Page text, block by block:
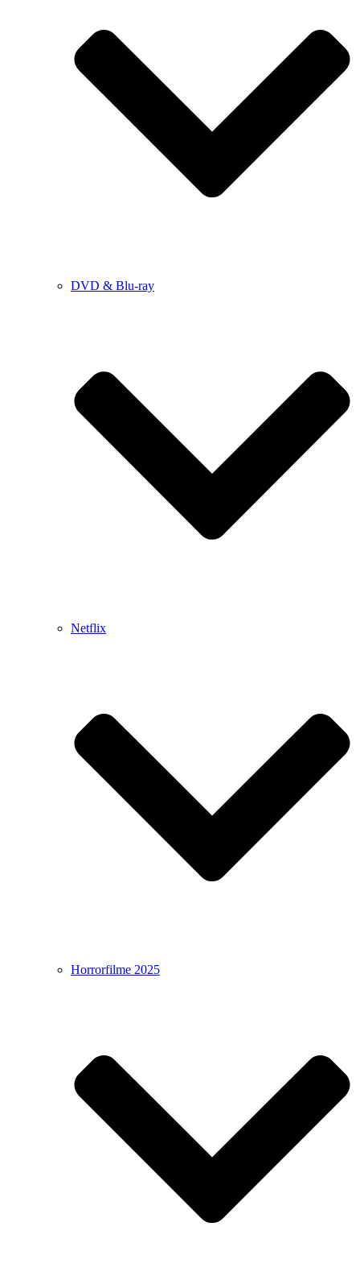
DVD & Blu-ray
Netflix
Horrorfilme 2025